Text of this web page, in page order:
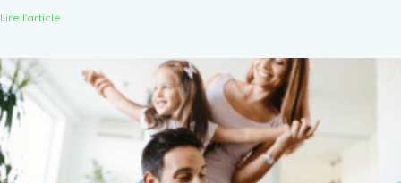
Lire l'article